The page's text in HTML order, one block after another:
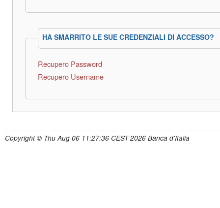
HA SMARRITO LE SUE CREDENZIALI DI ACCESSO?
Recupero Password
Recupero Username
Copyright © Thu Aug 06 11:27:36 CEST 2026 Banca d'Italia